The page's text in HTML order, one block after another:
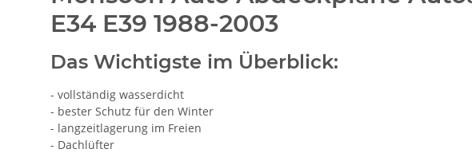
E34 E39 1988-2003
Das Wichtigste im Überblick:
- vollständig wasserdicht
- bester Schutz für den Winter
- langzeitlagerung im Freien
- Dachlüfter